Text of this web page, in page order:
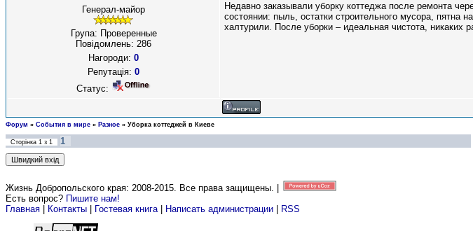
Генерал-майор
Група: Проверенные
Повідомлень: 286
Нагороди: 0
Репутація: 0
Статус:
Недавно заказывали уборку коттеджа после ремонта
состоянии: пыль, остатки строительного мусора,
халтурили. После уборки – идеальная чистота, никаких
Форум » События в мире » Разное » Уборка коттеджей в Киеве
Сторінка 1 з 1
1
Жизнь Добропольского края: 2008-2015. Все права защищены. |
Есть вопрос? Пишите нам!
Главная
Контакты Гостевая книга| Написать администрации RSS